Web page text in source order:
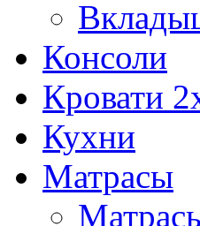
Консоли
Кровати
Кухни
Матрасы